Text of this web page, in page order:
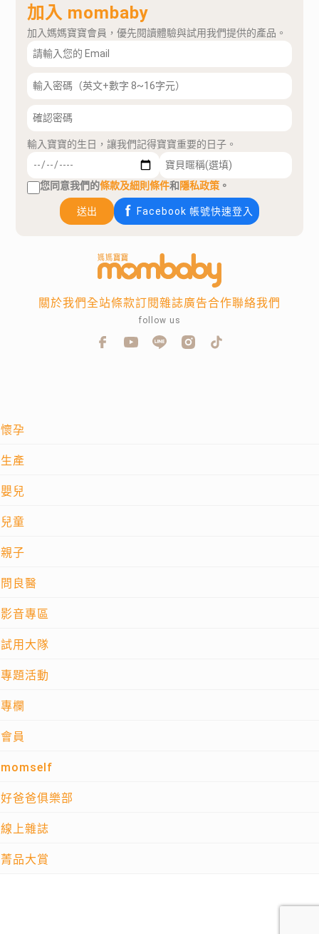
加入 mombaby
加入媽媽寶寶會員，優先閱讀體驗與試用我們提供的產品。
輸入寶寶的生日，讓我們記得寶寶重要的日子。
您同意我們的條款及細則條件和隱私政策 。
送出 Facebook 帳號快速登入
懷孕
生產
嬰兒
兒童
親子
問良醫
影音專區
試用大隊
專題活動
專欄
會員
momself
好爸爸俱樂部
線上雜誌
菁品大賞
關於我們全站條款訂閱雜誌廣告合作聯絡我們
follow us